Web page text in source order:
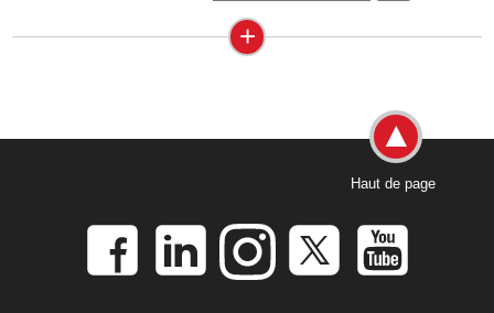
+
Haut de page